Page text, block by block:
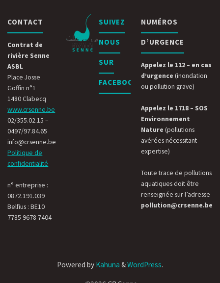
CONTACT
Contrat de
rivière Senne
ASBL
Place Josse
Goffin n°1
1480 Clabecq
www.crsenne.be
02/355.02.15 –
0497/97.84.65
info@crsenne.be
Politique de
confidentialité
n° entreprise :
0872.191.039
Belfius : BE10
7785 9678 7404
SUIVEZ
NOUS
SUR
FACEBOOK
NUMÉROS
D’URGENCE
Appelez le 112 – en cas
d’urgence (inondation
ou pollution grave)
Appelez le 1718 – SOS
Environnement
Nature (pollutions
avérées nécessitant
expertise)
Toute trace de pollutions
aquatiques doit être
renseignée sur l’adresse
pollution@crsenne.be
Powered by Kahuna &WordPress.